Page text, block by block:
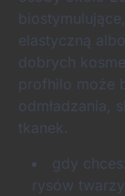
elastyczną
dobrych
profhilo może
odmładzania,
tkanek.
gdy
rysów twarzy